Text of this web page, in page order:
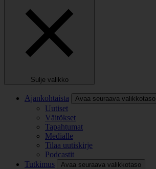
Sulje valikko
Ajankohtaista Avaa seuraava valikkotaso
Uutiset
Väitökset
Tapahtumat
Medialle
Tilaa uutiskirje
Podcastit
Tutkimus
Avaa seuraava valikkotaso